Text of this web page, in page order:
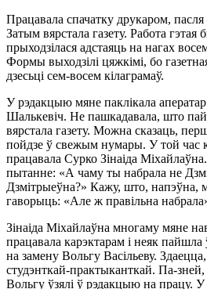
Працавала спачатку друкаром,
Затым вярстала газету. Работа гэтая
прыходзілася адстаяць на нагах
Формы выходзілі цяжкімі, бо
дзесьці сем-восем кілаграмаў.
У рэдакцыю мяне паклікала
Шалькевіч. Не пашкадавала, што
вярстала газету. Можна сказаць,
пойдзе ў свежым нумары. У той час
працавала Сурко Зінаіда
пытанне: «А чаму ты набрала не
Дзмітрыеўна?» Кажу, што, напэўна,
гаворыць: «Але ж правільна
Зінаіда Міхайлаўна многаму мяне
працавала карэктарам і неяк пайшла
на замену Вольгу Васільеву.
студэнткай-практыканткай. Па-зней,
Вольгу ўзялі ў рэдакцыю на працу.